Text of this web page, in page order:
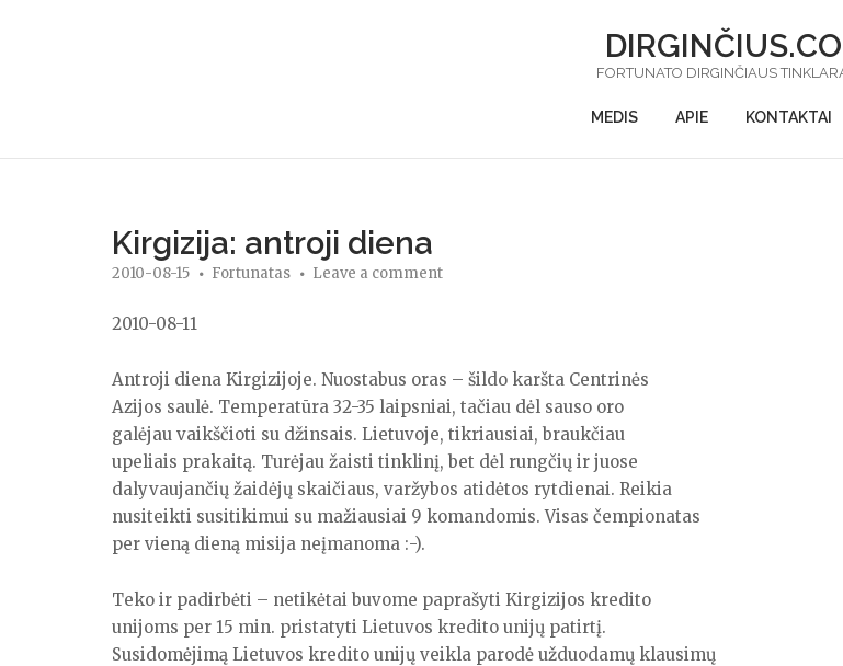
FORTUNATO DIRGINČIAUS
MEDIS APIE KONTAKTAI
Kirgizija: antroji diena
2010-08-15 Fortunatas Leave a comment
2010-08-11
Antroji diena Kirgizijoje. Nuostabus oras – šildo karšta Centrinės
Azijos saulė. Temperatūra 32-35 laipsniai, tačiau dėl sauso oro
galėjau vaikščioti su džinsais. Lietuvoje, tikriausiai, braukčiau
upeliais prakaitą. Turėjau žaisti tinklinį, bet dėl rungčių ir juose
dalyvaujančių žaidėjų skaičiaus, varžybos atidėtos rytdienai. Reikia
nusiteikti susitikimui su mažiausiai 9 komandomis. Visas čempionatas
per vieną dieną misija neįmanoma :-).
Teko ir padirbėti – netikėtai buvome paprašyti Kirgizijos kredito
unijoms per 15 min. pristatyti Lietuvos kredito unijų patirtį.
Susidomėjimą Lietuvos kredito unijų veikla parodė užduodamų klausimų